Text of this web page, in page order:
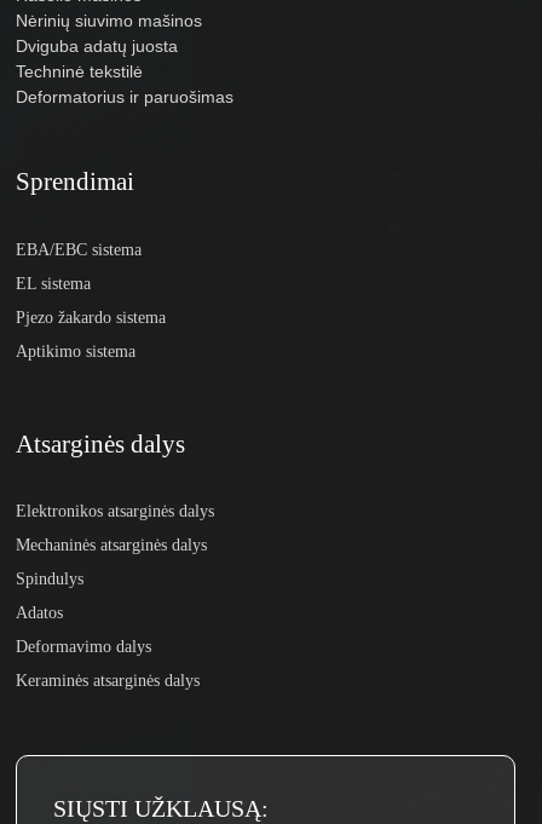
Nėrinių siuvimo mašinos
Dviguba adatų juosta
Techninė tekstilė
Deformatorius ir paruošimas
Sprendimai
EBA/EBC sistema
EL sistema
Pjezo žakardo sistema
Aptikimo sistema
Atsarginės dalys
Elektronikos atsarginės dalys
Mechaninės atsarginės dalys
Spindulys
Adatos
Deformavimo dalys
Keraminės atsarginės dalys
SIŲSTI UŽKLAUSĄ: